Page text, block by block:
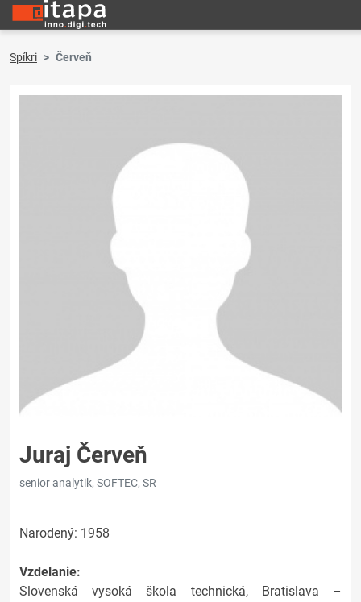
Spíkri Červeň
Juraj Červeň
senior analytik, SOFTEC, SR
Narodený: 1958
Vzdelanie:
Slovenská vysoká škola technická, Bratislava –